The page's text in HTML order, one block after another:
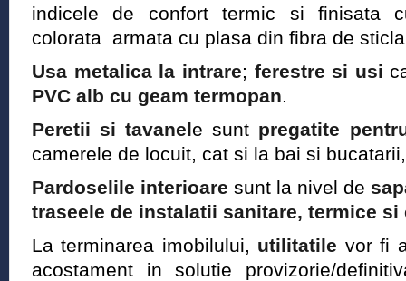
indicele de confort termic si finisata
colorata armata cu plasa din fibra de
Usa metalica la intrare; ferestre si usi
PVC alb cu geam termopan.
Peretii si tavanele sunt pregatite
camerele de locuit, cat si la bai si
Pardoselile interioare sunt la nivel de
traseele de instalatii sanitare, termice si
La terminarea imobilului, utilitatile vor fi
acostament in solutie provizorie/